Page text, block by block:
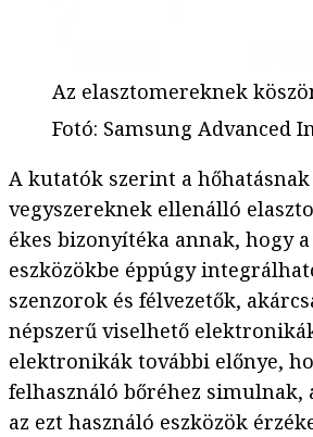
Az elasztomereknek
Fotó: Samsung Advanced
A kutatók szerint a hőhatásnak
vegyszereknek ellenálló
ékes bizonyítéka annak, hogy
eszközökbe éppúgy
szenzorok és félvezetők,
népszerű viselhető
elektronikák további előnye,
felhasználó bőréhez simulnak,
az ezt használó eszközök